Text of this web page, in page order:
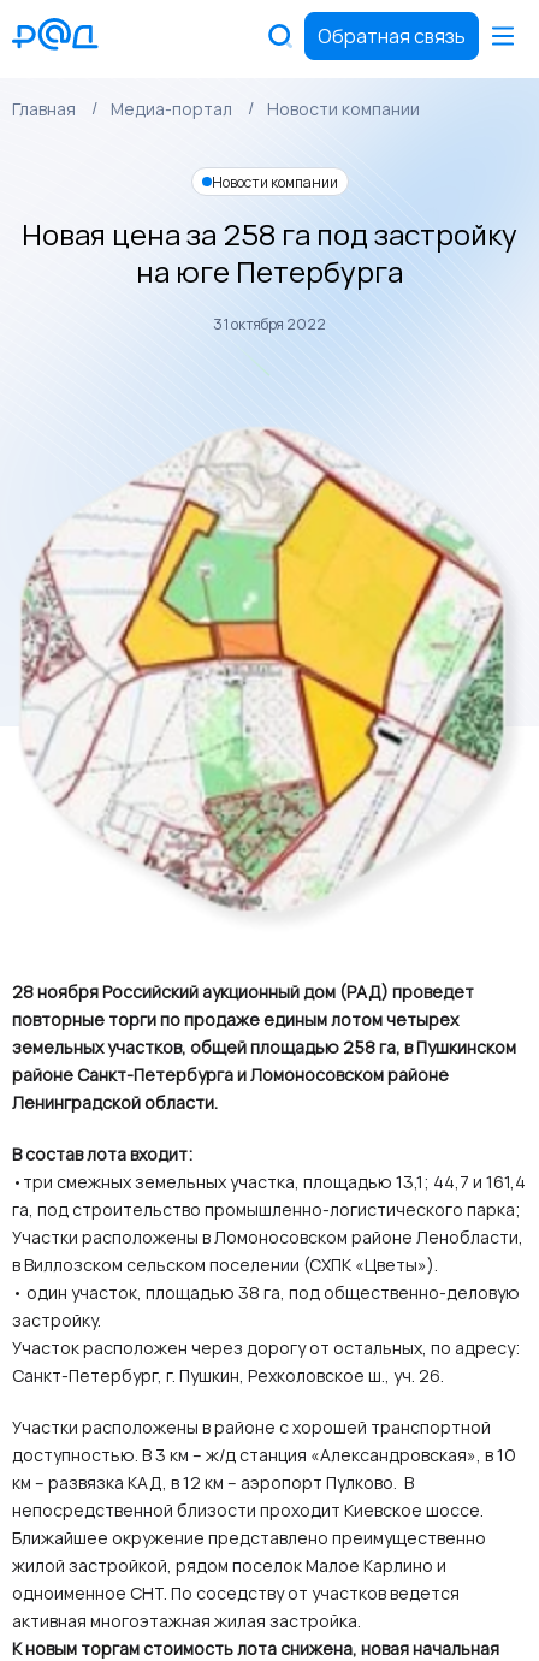
Обратная связь
Главная Медиа-портал Новости компании
Новости компании
Новая цена за 258 га под застройку
на юге Петербурга
31 октября 2022
28 ноября Российский аукционный дом (РАД) проведет
повторные торги по продаже единым лотом четырех
земельных участков, общей площадью 258 га, в Пушкинском
районе Санкт-Петербурга и Ломоносовском районе
Ленинградской области.
В состав лота входит:
•три смежных земельных участка, площадью 13,1; 44,7 и 161,4
га, под строительство промышленно-логистического парка;
Участки расположены в Ломоносовском районе Ленобласти,
в Виллозском сельском поселении (СХПК «Цветы»).
• один участок, площадью 38 га, под общественно-деловую
застройку.
Участок расположен через дорогу от остальных, по адресу:
Санкт-Петербург, г. Пушкин, Рехколовское ш., уч. 26.
Участки расположены в районе с хорошей транспортной
доступностью. В 3 км – ж/д станция «Александровская», в 10
км – развязка КАД, в 12 км – аэропорт Пулково. В
непосредственной близости проходит Киевское шоссе.
Ближайшее окружение представлено преимущественно
жилой застройкой, рядом поселок Малое Карлино и
одноименное СНТ. По соседству от участков ведется
активная многоэтажная жилая застройка.
К новым торгам стоимость лота снижена, новая начальная